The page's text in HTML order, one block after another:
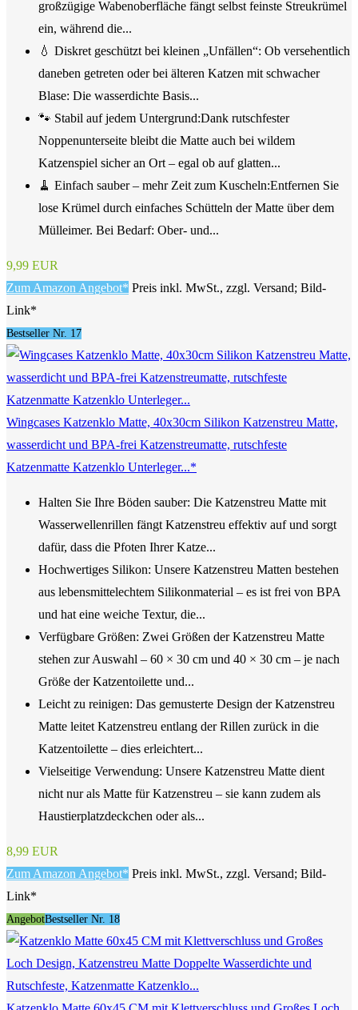
großzügige Wabenoberfläche fängt selbst feinste Streukrümel
ein, während die...
💧 Diskret geschützt bei kleinen „Unfällen“: Ob versehentlich
daneben getreten oder bei älteren Katzen mit schwacher
Blase: Die wasserdichte Basis...
🐾 Stabil auf jedem Untergrund:Dank rutschfester
Noppenunterseite bleibt die Matte auch bei wildem
Katzenspiel sicher an Ort – egal ob auf glatten...
🧹 Einfach sauber – mehr Zeit zum Kuscheln:Entfernen Sie
lose Krümel durch einfaches Schütteln der Matte über dem
Mülleimer. Bei Bedarf: Ober- und...
9,99 EUR
Zum Amazon Angebot* Preis inkl. MwSt., zzgl. Versand; Bild-
Link*
Bestseller Nr. 17
Wingcases Katzenklo Matte, 40x30cm Silikon Katzenstreu Matte,
wasserdicht und BPA-frei Katzenstreumatte, rutschfeste
Katzenmatte Katzenklo Unterleger...*
Halten Sie Ihre Böden sauber: Die Katzenstreu Matte mit
Wasserwellenrillen fängt Katzenstreu effektiv auf und sorgt
dafür, dass die Pfoten Ihrer Katze...
Hochwertiges Silikon: Unsere Katzenstreu Matten bestehen
aus lebensmittelechtem Silikonmaterial – es ist frei von BPA
und hat eine weiche Textur, die...
Verfügbare Größen: Zwei Größen der Katzenstreu Matte
stehen zur Auswahl – 60 × 30 cm und 40 × 30 cm – je nach
Größe der Katzentoilette und...
Leicht zu reinigen: Das gemusterte Design der Katzenstreu
Matte leitet Katzenstreu entlang der Rillen zurück in die
Katzentoilette – dies erleichtert...
Vielseitige Verwendung: Unsere Katzenstreu Matte dient
nicht nur als Matte für Katzenstreu – sie kann zudem als
Haustierplatzdeckchen oder als...
8,99 EUR
Zum Amazon Angebot* Preis inkl. MwSt., zzgl. Versand; Bild-
Link*
AngebotBestseller Nr. 18